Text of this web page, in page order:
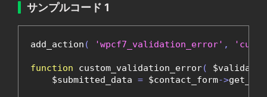
サンプルコード 1
add_action ( 'wpcf7_validation_error' ,
function custom_validation_error(
    $submitted_data
= $contact_form->